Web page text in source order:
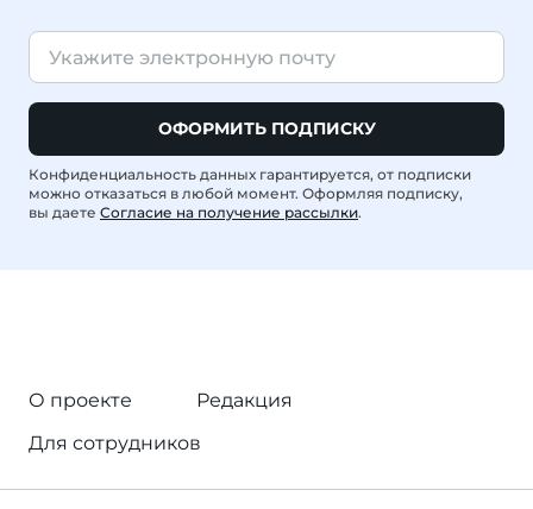
ОФОРМИТЬ ПОДПИСКУ
Конфиденциальность данных гарантируется, от подписки
можно отказаться в любой момент. Оформляя подписку,
вы даете Согласие на получение рассылки.
О проекте
Редакция
Для сотрудников